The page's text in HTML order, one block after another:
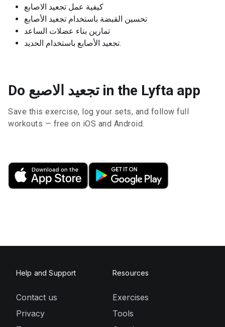
كيفية عمل تجعيد الاصابع
تحسين القبضة باستخدام تجعيد الأصابع
تمارين بناء عضلات الساعد
تجعيد الأصابع باستخدام الحديد.
Do تجعيد الاصبع in the Lyfta app
Save this exercise, log your sets, and follow full
workouts — free on iOS and Android.
Help and Support
Contact us
Privacy
Resources
Exercises
Tools